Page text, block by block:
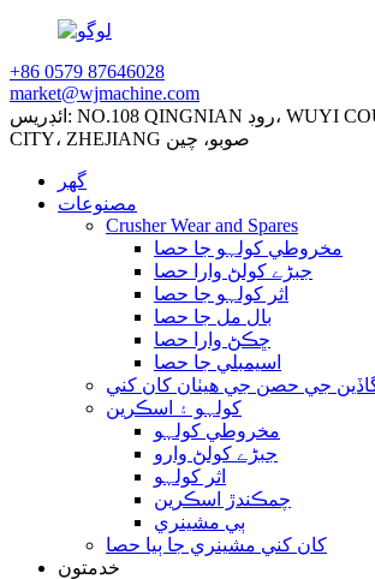
+86 0579 87646028
market@wjmachine.com
ائڊريس: NO.108 QINGNIAN روڊ، WUYI COUNTY، JINHUA
CITY، ZHEJIANG صوبو، چين
گهر
مصنوعات
Crusher Wear and Spares
مخروطي کولہو جا حصا
جبڑے کولڻ وارا حصا
اثر کولہو جا حصا
بال مل جا حصا
ڇڪڻ وارا حصا
اسيمبلي جا حصا
جي حصن جي هيٺان کان کني
کولہو ۽ اسڪرين
مخروطي کولہو
جبڑے کولڻ وارو
اثر کولہو
چمڪندڙ اسڪرين
ٻي مشينري
کان کني مشينري جا ٻيا حصا
خدمتون